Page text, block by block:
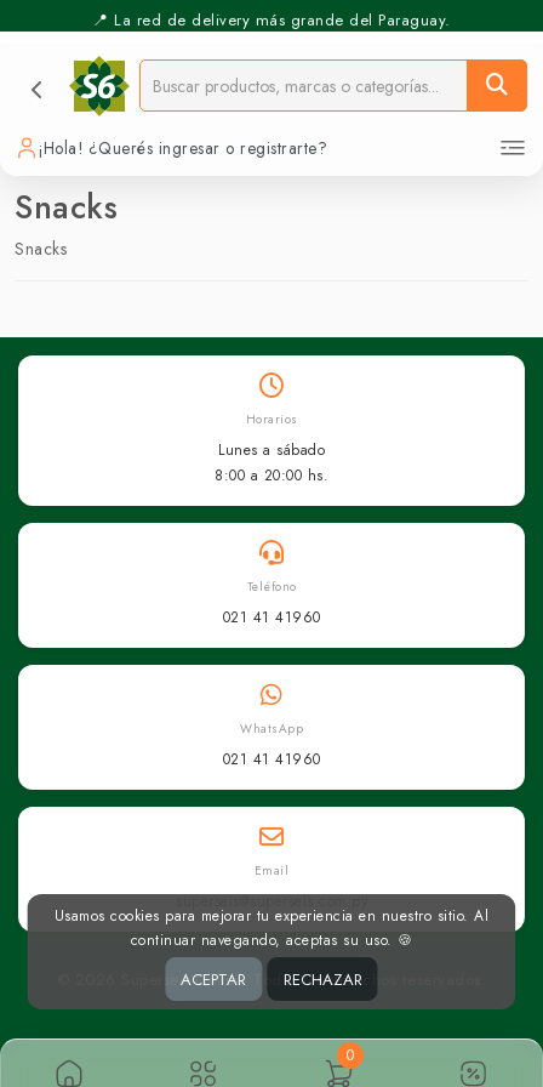
📍 La red de delivery más grande del Paraguay.
¡Hola! ¿Querés ingresar o registrarte?
Snacks
Snacks
0
Horarios
Lunes a sábado
8:00 a 20:00 hs.
Teléfono
021 41 41960
WhatsApp
021 41 41960
Email
superseis@superseis.com.py
© 2026 Superseis Online. Todos los derechos reservados.
Usamos cookies para mejorar tu experiencia en nuestro sitio. Al
continuar navegando, aceptas su uso. 🍪
ACEPTAR RECHAZAR